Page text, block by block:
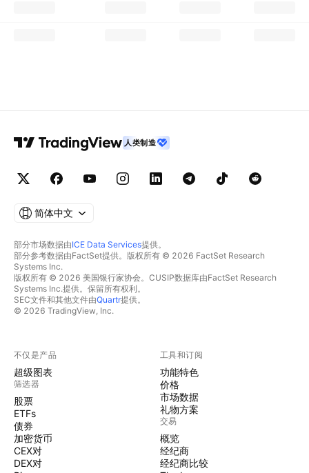
人类制造
简体中文
部分市场数据由ICE Data Services提供。
部分参考数据由FactSet提供。版权所有 © 2026 FactSet Research
Systems Inc.
版权所有 © 2026 美国银行家协会。CUSIP数据库由FactSet Research
Systems Inc.提供。保留所有权利。
SEC文件和其他文件由Quartr提供。
© 2026 TradingView, Inc.
不仅是产品
超级图表
筛选器
股票
ETFs
债券
加密货币
CEX对
DEX对
工具和订阅
功能特色
价格
市场数据
礼物方案
交易
概览
经纪商
经纪商比较